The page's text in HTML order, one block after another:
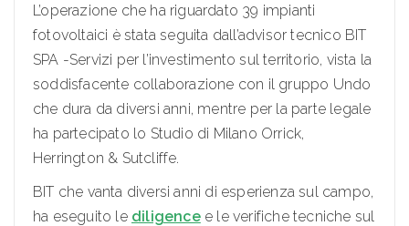
L’operazione che ha riguardato 39 impianti
fotovoltaici è stata seguita dall’advisor tecnico BIT
SPA -Servizi per l’investimento sul territorio, vista la
soddisfacente collaborazione con il gruppo Undo
che dura da diversi anni, mentre per la parte legale
ha partecipato lo Studio di Milano Orrick,
Herrington & Sutcliffe.
BIT che vanta diversi anni di esperienza sul campo,
ha eseguito le diligencee le verifiche tecniche sul